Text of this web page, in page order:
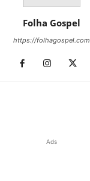
Folha Gospel
https://folhagospel.com
Ads